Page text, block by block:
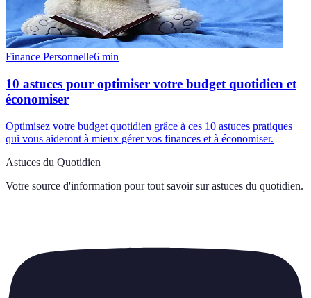
Finance Personnelle6 min
10 astuces pour optimiser votre budget quotidien et
économiser
Optimisez votre budget quotidien grâce à ces 10 astuces pratiques
qui vous aideront à mieux gérer vos finances et à économiser.
Astuces du Quotidien
Votre source d'information pour tout savoir sur astuces du quotidien.